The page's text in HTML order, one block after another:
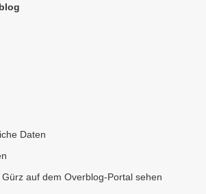
Daten
auf dem Overblog-Portal sehen